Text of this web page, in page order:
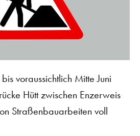
voraussichtlich Mitte Juni
Hütt zwischen Enzerweis
Straßenbauarbeiten voll